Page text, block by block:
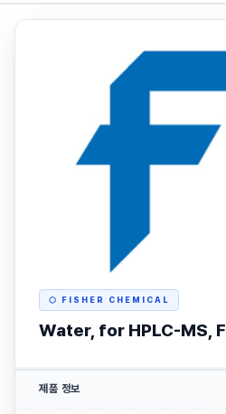
⬡ FISHER CHEMICAL
Water, for HPLC-MS,
제품 정보